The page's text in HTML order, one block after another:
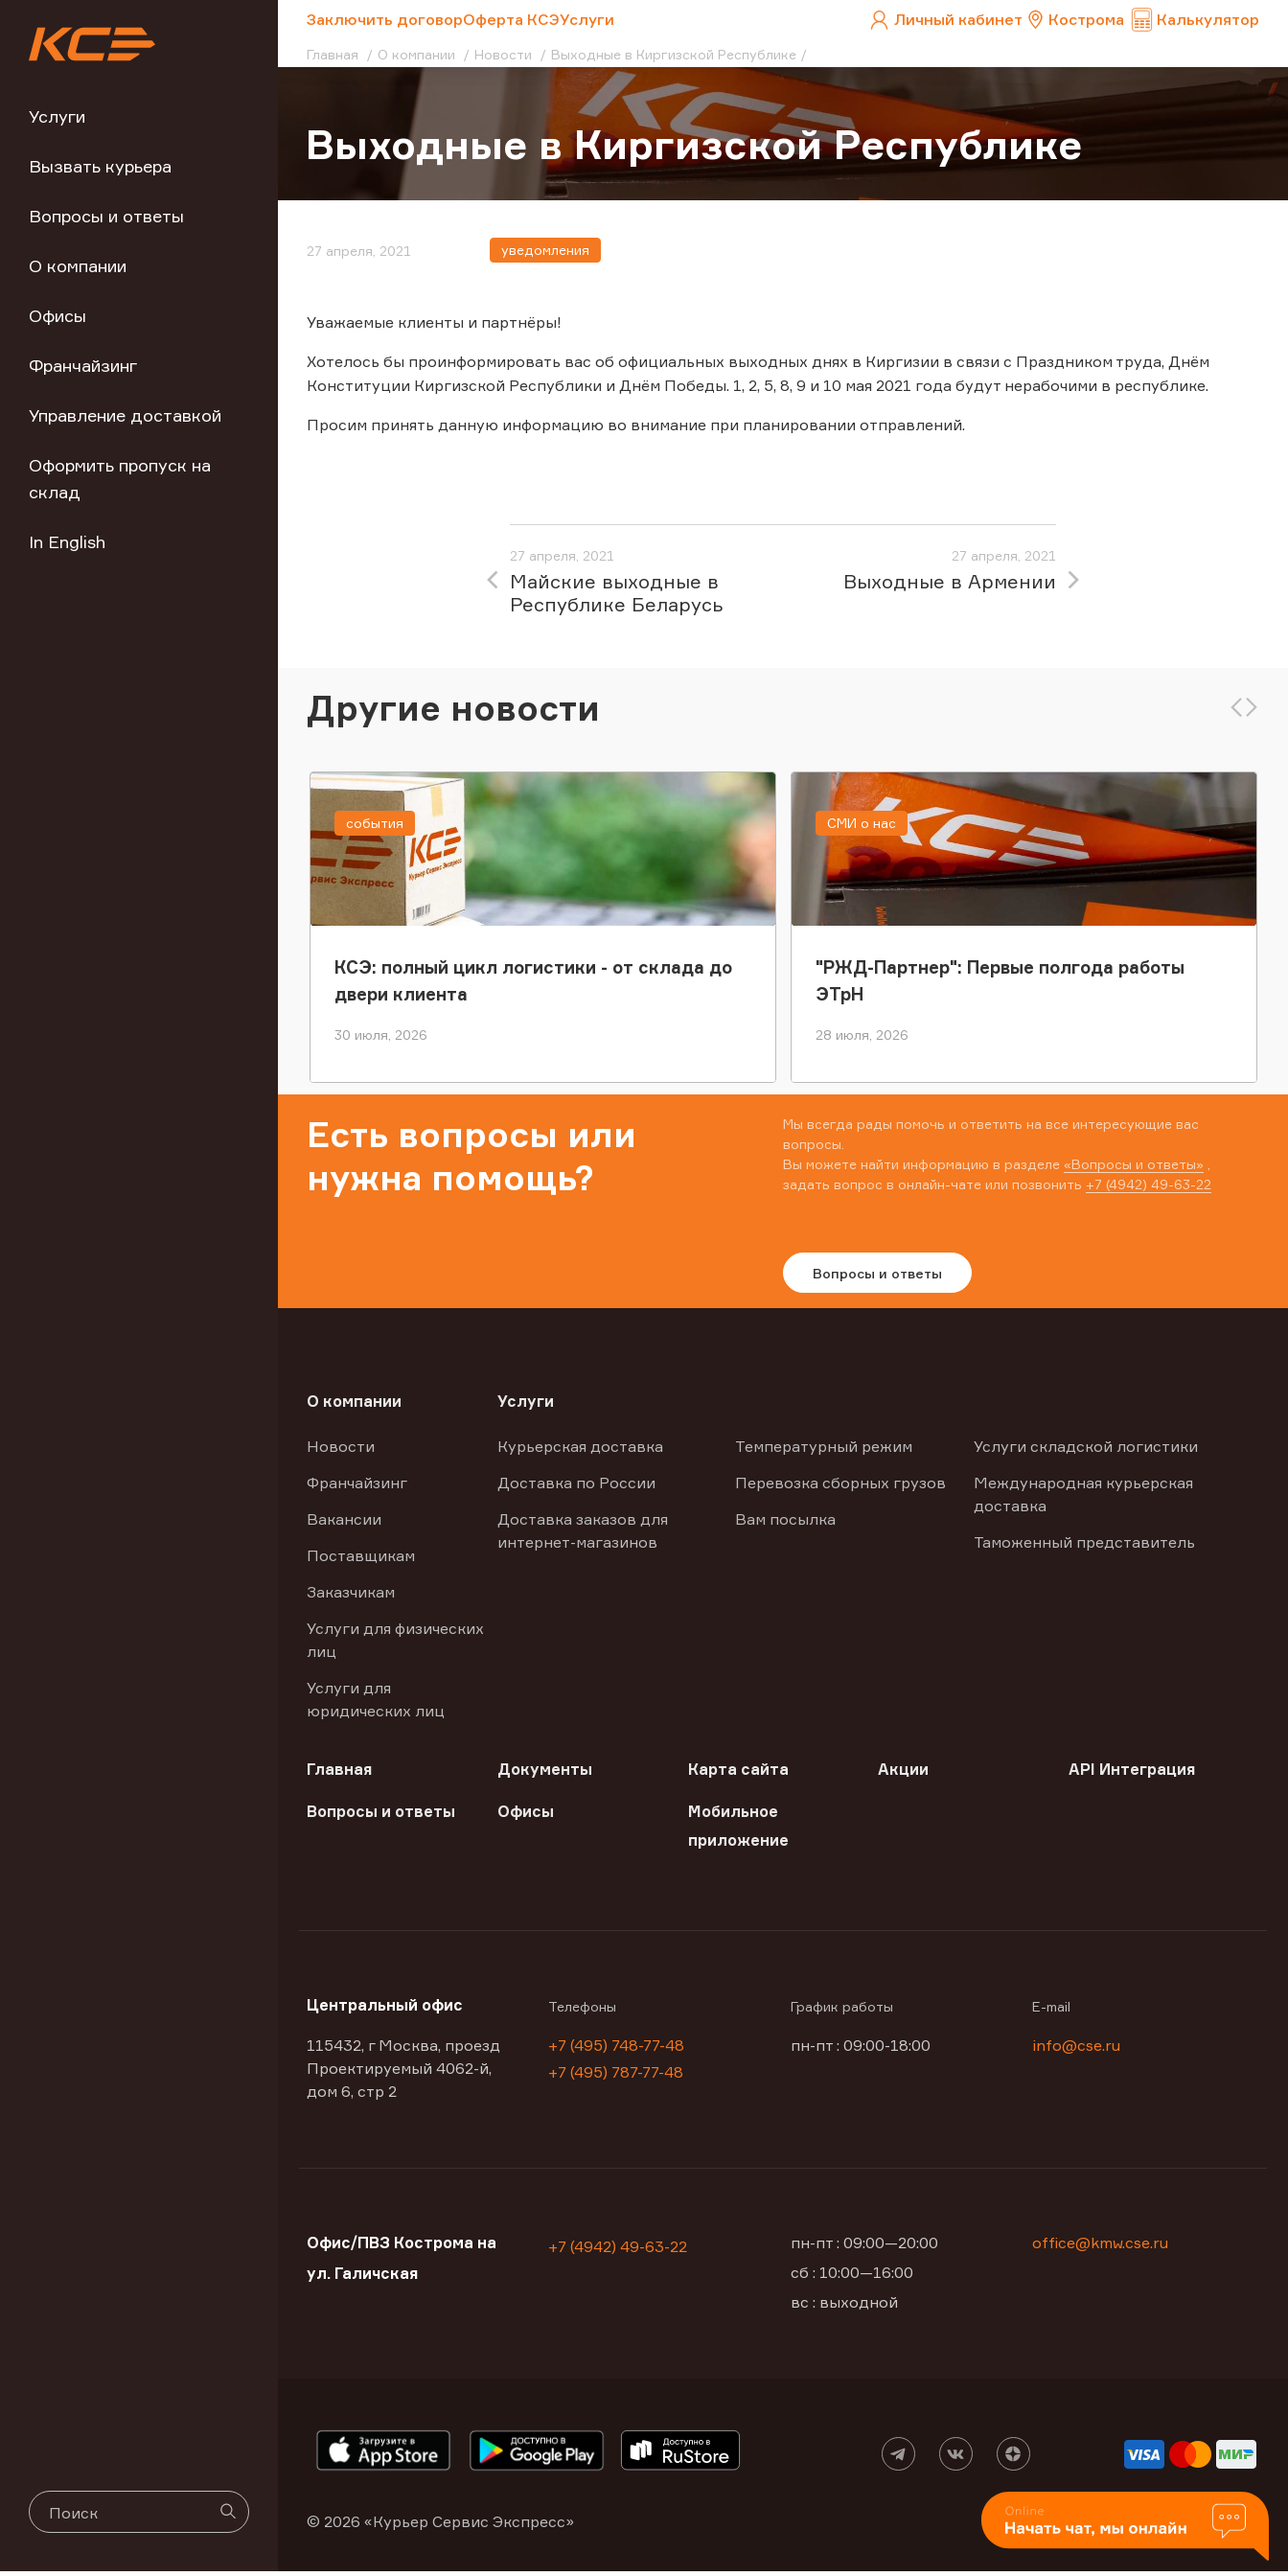
Услуги
Вызвать курьера
Вопросы и ответы
О компании
Офисы
Франчайзинг
Управление доставкой
Оформить пропуск на
склад
In English
Заключить договорОферта КСЭУслуги Личный кабинет Кострома Калькулятор
Главная О компании Новости Выходные в Киргизской Республике
Выходные в Киргизской Республике
27 апреля, 2021 уведомления
Уважаемые клиенты и партнёры!
Хотелось бы проинформировать вас об официальных выходных днях в Киргизии в связи с Праздником труда, Днём
Конституции Киргизской Республики и Днём Победы. 1, 2, 5, 8, 9 и 10 мая 2021 года будут нерабочими в республике.
Просим принять данную информацию во внимание при планировании отправлений.
27 апреля, 2021
Майские выходные в
Республике Беларусь
27 апреля, 2021
Выходные в Армении
Другие новости
КСЭ: полный цикл логистики - от склада до
двери клиента
30 июля, 2026
события
"РЖД-Партнер": Первые полгода работы
ЭТрН
28 июля, 2026
СМИ о нас
Есть вопросы или
нужна помощь?
Мы всегда рады помочь и ответить на все интересующие вас
вопросы.
Вы можете найти информацию в разделе «Вопросы и ответы»
задать вопрос в онлайн-чате или позвонить +7 (4942) 49-63-22
Вопросы и ответы
О компании
Новости
Франчайзинг
Вакансии
Поставщикам
Заказчикам
Услуги для физических
лиц
Услуги для
юридических лиц
Услуги
Курьерская доставка
Доставка по России
Доставка заказов для
интернет-магазинов
Температурный режим
Перевозка сборных грузов
Вам посылка
Услуги складской логистики
Международная курьерская
доставка
Таможенный представитель
Главная Документы Карта сайта Акции API Интеграция
Вопросы и ответы Офисы
Мобильное
приложение
Центральный офис
115432, г Москва, проезд
Проектируемый 4062-й,
дом 6, стр 2
Телефоны
+7 (495) 748-77-48
+7 (495) 787-77-48
График работы
пн-пт : 09:00-18:00
E-mail
info@cse.ru
Офис/ПВЗ Кострома на
ул. Галичская
+7 (4942) 49-63-22
пн-пт : 09:00—20:00
сб : 10:00—16:00
вс : выходной
office@kmw.cse.ru
© 2026 «Курьер Сервис Экспресс»